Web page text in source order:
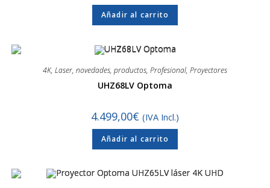
Añadir al carrito
4K, Laser, novedades, productos, Profesional, Proyectores
UHZ68LV Optoma
4.499,00€ (IVA Incl.)
Añadir al carrito